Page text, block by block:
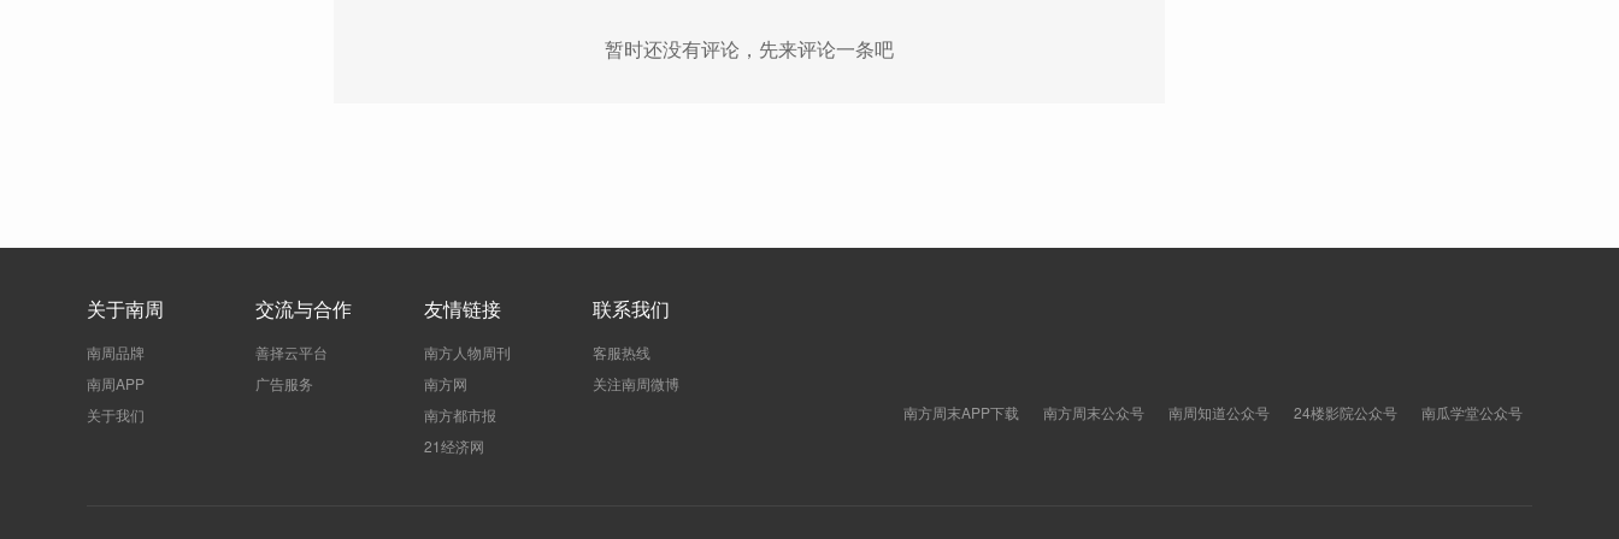
暂时还没有评论，先来评论一条吧
关于南周
南周品牌
南周APP
关于我们
交流与合作
善择云平台
广告服务
友情链接
南方人物周刊
南方网
南方都市报
21经济网
联系我们
客服热线
关注南周微博
南方周末APP下载
南方周末公众号 南周知道公众号 24楼影院公众号 南瓜学堂公众号